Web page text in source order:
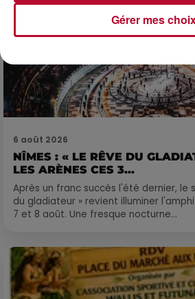
6 août 2026
NÎMES : « LE RÊVE DU
LES ARÈNES CES 3...
Après un franc succès l'été dernier, le
du gladiateur » revient illuminer
7 et 8 août. Une fresque nocturne...
Gérer mes